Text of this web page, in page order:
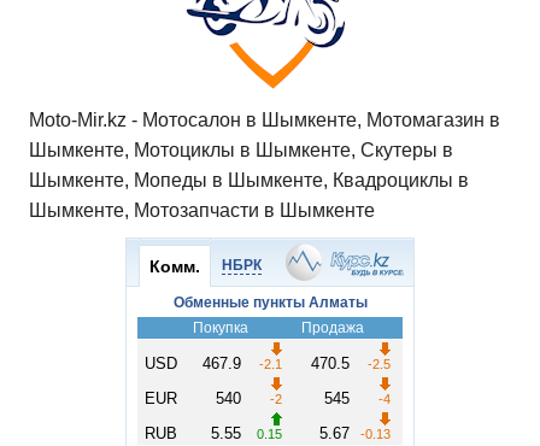
Moto-Mir.kz - Мотосалон в Шымкенте, Мотомагазин в
Шымкенте, Мотоциклы в Шымкенте, Скутеры в
Шымкенте, Мопеды в Шымкенте, Квадроциклы в
Шымкенте, Мотозапчасти в Шымкенте